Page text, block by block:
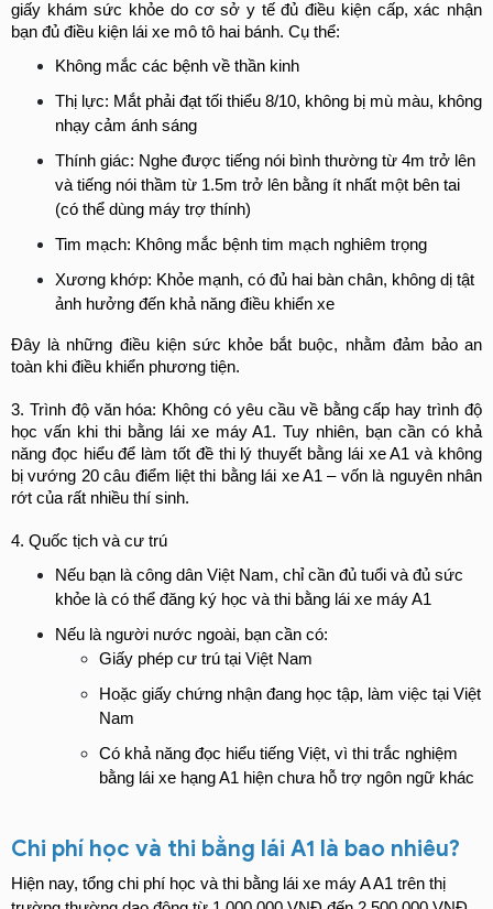
giấy khám sức khỏe do cơ sở y tế đủ điều kiện cấp, xác nhận
bạn đủ điều kiện lái xe mô tô hai bánh. Cụ thể:
Không mắc các bệnh về thần kinh
Thị lực: Mắt phải đạt tối thiểu 8/10, không bị mù màu, không
nhạy cảm ánh sáng
Thính giác: Nghe được tiếng nói bình thường từ 4m trở lên
và tiếng nói thầm từ 1.5m trở lên bằng ít nhất một bên tai
(có thể dùng máy trợ thính)
Tim mạch: Không mắc bệnh tim mạch nghiêm trọng
Xương khớp: Khỏe mạnh, có đủ hai bàn chân, không dị tật
ảnh hưởng đến khả năng điều khiển xe
Đây là những điều kiện sức khỏe bắt buộc, nhằm đảm bảo an
toàn khi điều khiển phương tiện.
3. Trình độ văn hóa: Không có yêu cầu về bằng cấp hay trình độ
học vấn khi thi bằng lái xe máy A1. Tuy nhiên, bạn cần có khả
năng đọc hiểu để làm tốt đề thi lý thuyết bằng lái xe A1 và không
bị vướng 20 câu điểm liệt thi bằng lái xe A1 – vốn là nguyên nhân
rớt của rất nhiều thí sinh.
4. Quốc tịch và cư trú
Nếu bạn là công dân Việt Nam, chỉ cần đủ tuổi và đủ sức
khỏe là có thể đăng ký học và thi bằng lái xe máy A1
Nếu là người nước ngoài, bạn cần có:
Giấy phép cư trú tại Việt Nam
Hoặc giấy chứng nhận đang học tập, làm việc tại Việt
Nam
Có khả năng đọc hiểu tiếng Việt, vì thi trắc nghiệm
bằng lái xe hạng A1 hiện chưa hỗ trợ ngôn ngữ khác
Chi phí học và thi bằng lái A1 là bao nhiêu?
Hiện nay, tổng chi phí học và thi bằng lái xe máy A A1 trên thị